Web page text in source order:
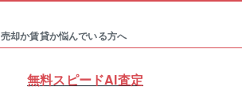
売却か賃貸か悩んでいる方へ
無料スピードAI査定